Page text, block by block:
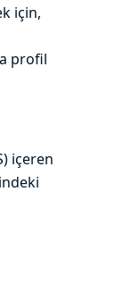
için,
profil
içeren